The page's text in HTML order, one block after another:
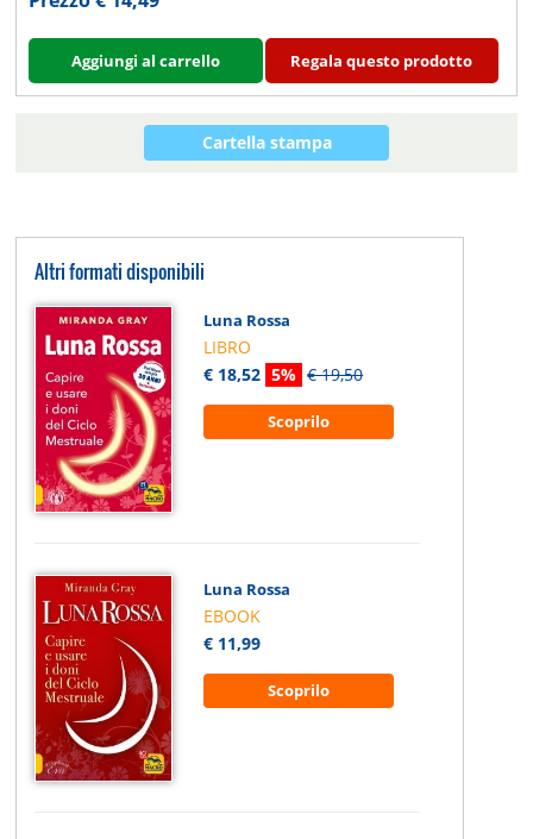
Aggiungi al carrello Regala questo prodotto
Cartella stampa
Altri formati disponibili
Luna Rossa
LIBRO
€ 18,52 5% € 19,50
Scoprilo
Luna Rossa
EBOOK
€ 11,99
Scoprilo